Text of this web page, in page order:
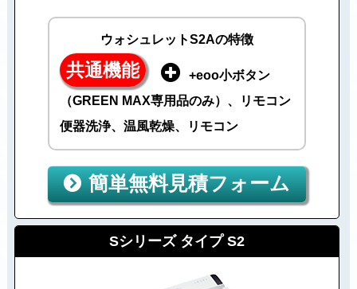
ウォシュレットS2Aの特徴
共通機能
+eoo小ボタン
（GREEN MAX専用品のみ）、リモコン
便器洗浄、温風乾燥、リモコン
簡単無料見積フォーム
Sシリーズ タイプ S2